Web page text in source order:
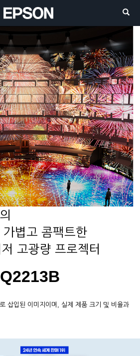
볍고 콤팩트한
고광량 프로젝터
삽입된 이미지이며, 실제 제품 크기 및 비율과